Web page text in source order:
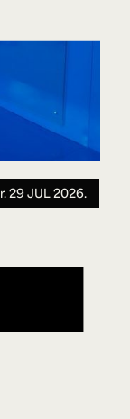
29 JUL 2026.